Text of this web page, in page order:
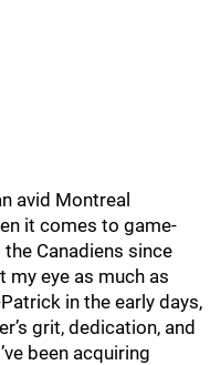
avid Montreal
it comes to game-
Canadiens since
my eye as much as
in the early days,
grit, dedication, and
been acquiring